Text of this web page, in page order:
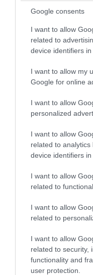
Google consents
I want to allow
related to
device identifiers in
I want to allow my
Google for online
I want to allow
personalized
I want to allow
related to
device identifiers in
I want to allow
related to
I want to allow
related to
I want to allow
related to security,
functionality and
user protection.
08.08.2026 | 12:02
αμερικανικών
drones που
Βίντεο: Ρωσική
από τον χάρτη»
ουκρανικών